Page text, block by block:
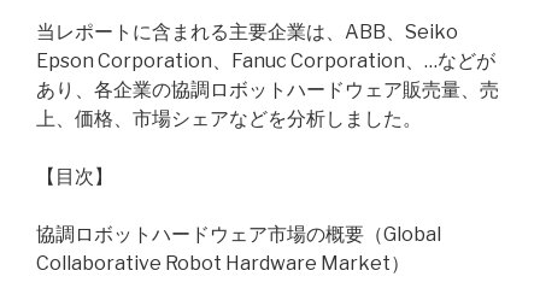
当レポートに含まれる主要企業は、ABB、Seiko
Epson Corporation、Fanuc Corporation、…などが
あり、各企業の協調ロボットハードウェア販売量、売
上、価格、市場シェアなどを分析しました。
【目次】
協調ロボットハードウェア市場の概要（Global
Collaborative Robot Hardware Market）